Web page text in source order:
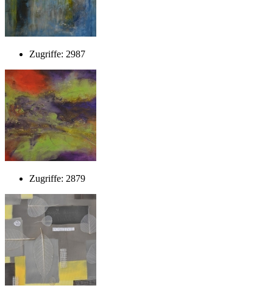
Zugriffe: 2987
Zugriffe: 2879